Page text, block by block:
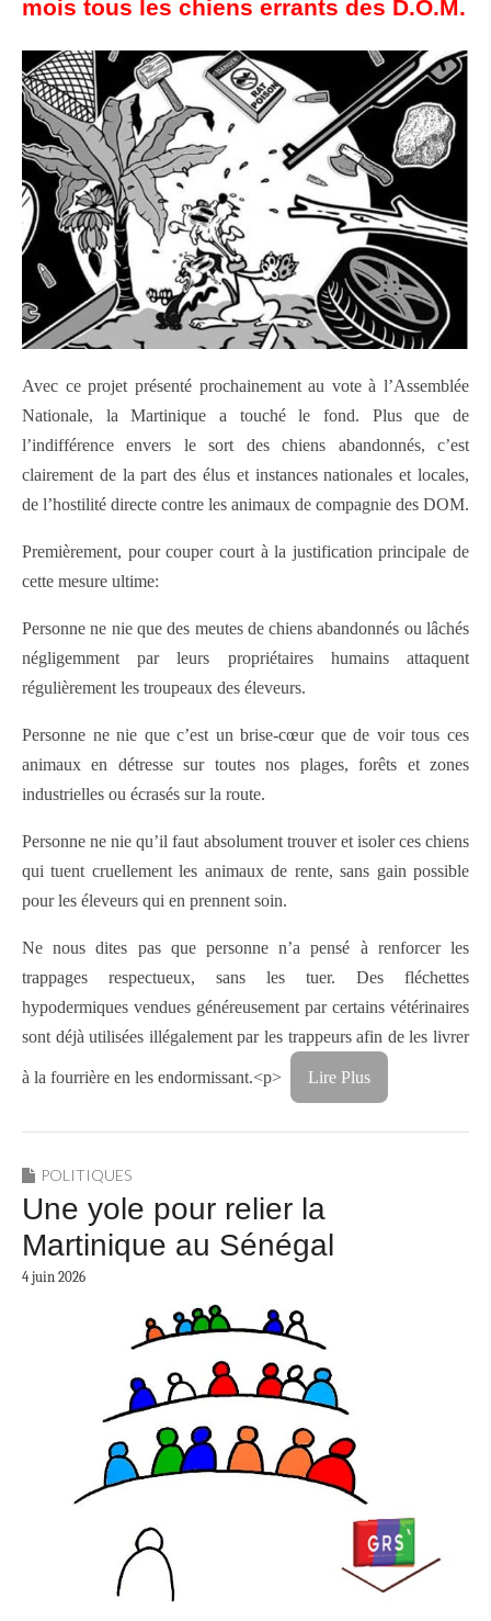
mois tous les chiens errants des D.O.M.
Avec ce projet présenté prochainement au vote à l’Assemblée
Nationale, la Martinique a touché le fond. Plus que de
l’indifférence envers le sort des chiens abandonnés, c’est
clairement de la part des élus et instances nationales et locales,
de l’hostilité directe contre les animaux de compagnie des DOM.
Premièrement, pour couper court à la justification principale de
cette mesure ultime:
Personne ne nie que des meutes de chiens abandonnés ou lâchés
négligemment par leurs propriétaires humains attaquent
régulièrement les troupeaux des éleveurs.
Personne ne nie que c’est un brise-cœur que de voir tous ces
animaux en détresse sur toutes nos plages, forêts et zones
industrielles ou écrasés sur la route.
Personne ne nie qu’il faut absolument trouver et isoler ces chiens
qui tuent cruellement les animaux de rente, sans gain possible
pour les éleveurs qui en prennent soin.
Ne nous dites pas que personne n’a pensé à renforcer les
trappages respectueux, sans les tuer. Des fléchettes
hypodermiques vendues généreusement par certains vétérinaires
sont déjà utilisées illégalement par les trappeurs afin de les livrer
à la fourrière en les endormissant.<p> Lire Plus
POLITIQUES
Une yole pour relier la
Martinique au Sénégal
4 juin 2026